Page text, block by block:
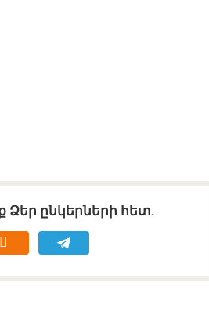
Ձեր ընկերների հետ.